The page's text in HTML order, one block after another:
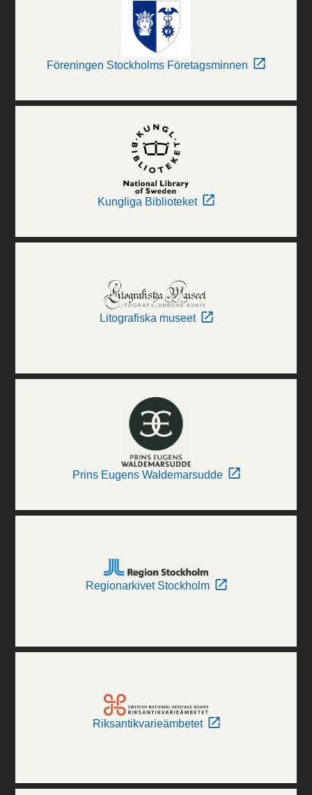
Föreningen Stockholms Företagsminnen
Kungliga Biblioteket
Litografiska museet
Prins Eugens Waldemarsudde
Regionarkivet Stockholm
Riksantikvarieämbetet